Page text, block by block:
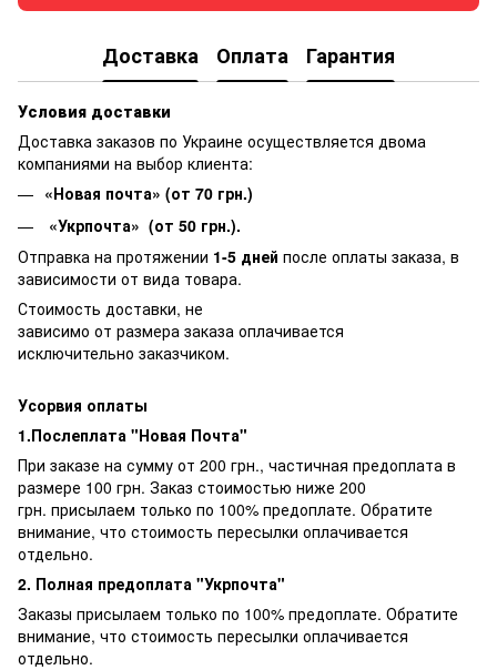
Доставка Оплата Гарантия
Условия доставки
Доставка заказов по Украине осуществляется двома
компаниями на выбор клиента:
«Новая почта» (от 70 грн.)
«Укрпочта» (от 50 грн.).
Отправка на протяжении 1-5 дней после оплаты заказа, в
зависимости от вида товара.
Стоимость доставки, не
зависимо от размера заказа оплачивается
исключительно заказчиком.
Усорвия оплаты
1.Послеплата "Новая Почта"
При заказе на сумму от 200 грн., частичная предоплата в
размере 100 грн. Заказ стоимостью ниже 200
грн. присылаем только по 100% предоплате. Обратите
внимание, что стоимость пересылки оплачивается
отдельно.
2. Полная предоплата "Укрпочта"
Заказы присылаем только по 100% предоплате. Обратите
внимание, что стоимость пересылки оплачивается
отдельно.